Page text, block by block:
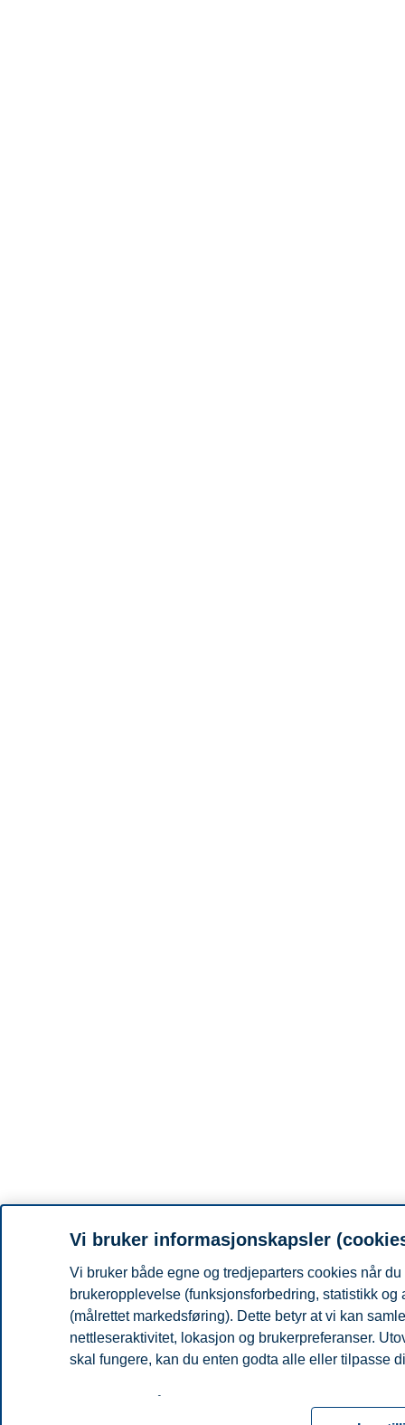
Vi bruker informasjonskapsler
Vi bruker både egne og tredjeparters cookies når
brukeropplevelse (funksjonsforbedring, statistikk
(målrettet markedsføring). Dette betyr at vi kan
nettleseraktivitet, lokasjon og brukerpreferanser.
skal fungere, kan du enten godta alle eller tilpasse